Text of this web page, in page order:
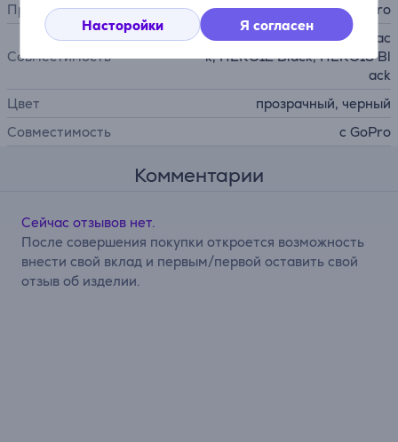
Насторойки Я согласен
Производитель GoPro
Совместимость
HERO11 Black, HERO10 Blac
k, HERO12 Black, HERO13 Bl
ack
Цвет
прозрачный, черный
Совместимость
с GoPro
Комментарии
Сейчас отзывов нет.
После совершения покупки откроется возможность
внести свой вклад и первым/первой оставить свой
отзыв об изделии.